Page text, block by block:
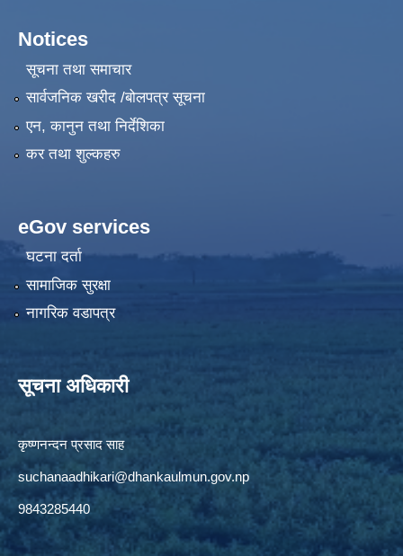
Notices
सूचना तथा समाचार
सार्वजनिक खरीद /बोलपत्र सूचना
एन, कानुन तथा निर्देशिका
कर तथा शुल्कहरु
eGov services
घटना दर्ता
सामाजिक सुरक्षा
नागरिक वडापत्र
सूचना अधिकारी
कृष्णनन्दन प्रसाद साह
suchanaadhikari@dhankaulmun.gov.np
9843285440